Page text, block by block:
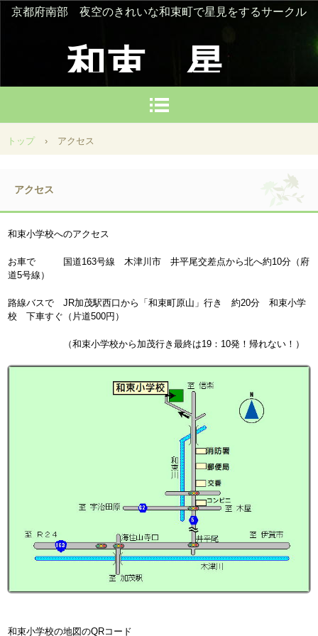
和束 星
を楽しむ
京都府南部 夜空のきれいな和束町で星見をするサークル
トップ › アクセス
アクセス
和束小学校へのアクセス
お車で 国道163号線 木津川市 井平尾交差点から北へ約10分（府
道5号線）
路線バスで JR加茂駅西口から「和束町原山」行き 約20分 和束小学
校 下車すぐ（片道500円）
（和束小学校から加茂行き最終は19：10発！帰れない！）
和束小学校の地図のQRコード